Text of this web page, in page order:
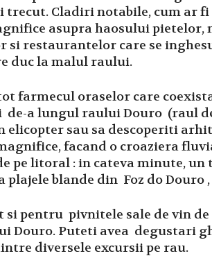
Cladiri notabile, cum ar
asupra haosului pietelor,
si restaurantelor care se
duc la malul raului.
farmecul oraselor care
de-a lungul raului Douro (raul
elicopter sau sa descoperiti
facand o croaziera
pe litoral : in cateva minute, un
plajele blande din Foz do Douro
si pentru pivnitele sale de vin
Douro. Puteti avea degustari
diversele excursii pe rau.